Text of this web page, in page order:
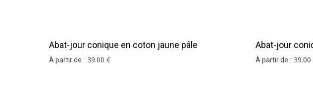
Abat-jour conique en coton jaune pâle
À partir de : 39.00 €
Abat-jour
jaune pâle
À partir de : 39.00